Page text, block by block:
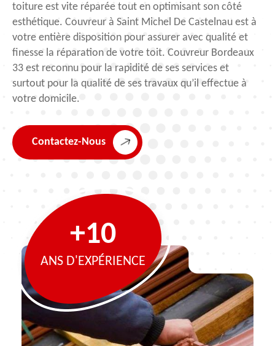
toiture est vite réparée tout en optimisant son côté
esthétique. Couvreur à Saint Michel De Castelnau est à
votre entière disposition pour assurer avec qualité et
finesse la réparation de votre toit. Couvreur Bordeaux
33 est reconnu pour la rapidité de ses services et
surtout pour la qualité de ses travaux qu’il effectue à
votre domicile.
Contactez-Nous
+10
ANS D'EXPÉRIENCE